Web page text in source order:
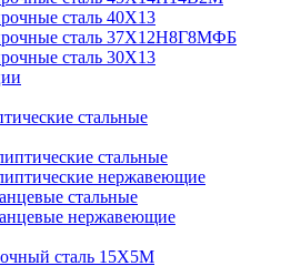
сталь 40Х13
сталь 37Х12Н8Г8МФБ
сталь 30Х13
стальные
стальные
нержавеющие
стальные
нержавеющие
сталь 15Х5М